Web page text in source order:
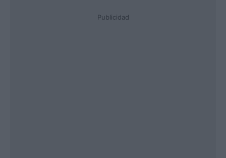
Publicidad